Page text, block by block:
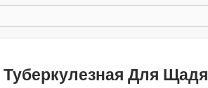
Туберкулезная Для